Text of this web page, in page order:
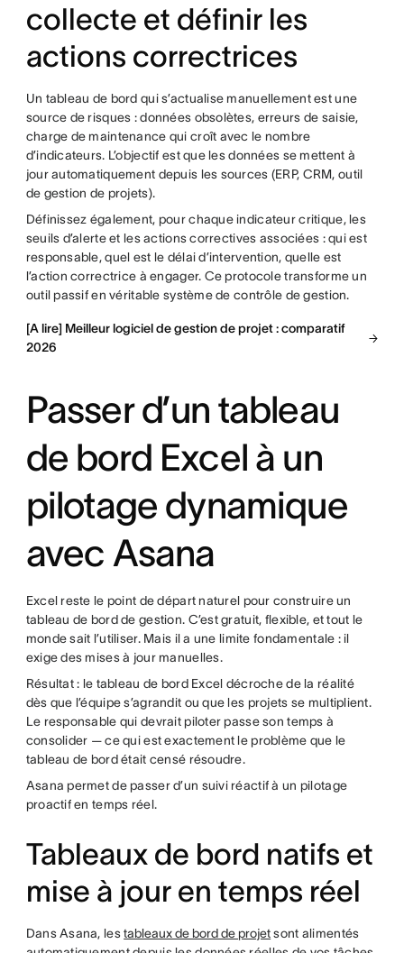
collecte et définir les
actions correctrices
Un tableau de bord qui s’actualise manuellement est une
source de risques : données obsolètes, erreurs de saisie,
charge de maintenance qui croît avec le nombre
d’indicateurs. L’objectif est que les données se mettent à
jour automatiquement depuis les sources (ERP, CRM, outil
de gestion de projets).
Définissez également, pour chaque indicateur critique, les
seuils d’alerte et les actions correctives associées : qui est
responsable, quel est le délai d’intervention, quelle est
l’action correctrice à engager. Ce protocole transforme un
outil passif en véritable système de contrôle de gestion.
[A lire] Meilleur logiciel de gestion de projet : comparatif
2026
Passer d’un tableau
de bord Excel à un
pilotage dynamique
avec Asana
Excel reste le point de départ naturel pour construire un
tableau de bord de gestion. C’est gratuit, flexible, et tout le
monde sait l’utiliser. Mais il a une limite fondamentale : il
exige des mises à jour manuelles.
Résultat : le tableau de bord Excel décroche de la réalité
dès que l’équipe s’agrandit ou que les projets se multiplient.
Le responsable qui devrait piloter passe son temps à
consolider — ce qui est exactement le problème que le
tableau de bord était censé résoudre.
Asana permet de passer d’un suivi réactif à un pilotage
proactif en temps réel.
Tableaux de bord natifs et
mise à jour en temps réel
Dans Asana, lestableaux de bord de projetsont alimentés